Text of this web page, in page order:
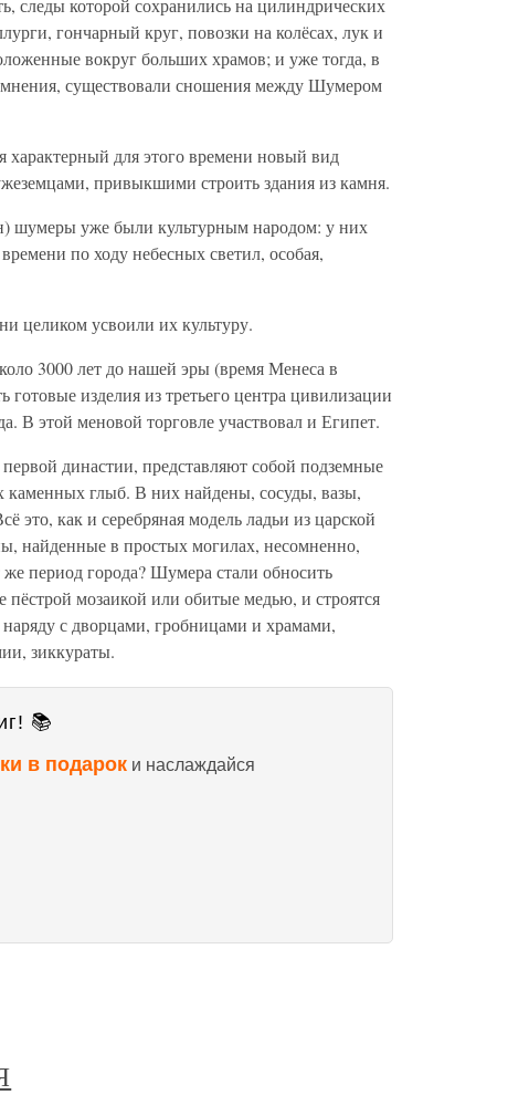
следы которой сохранились на цилиндрических
гончарный круг, повозки на колёсах, лук и
вокруг больших храмов; и уже тогда, в
существовали сношения между Шумером
для этого времени новый вид
привыкшими строить здания из камня.
шумеры уже были культурным народом: у них
по ходу небесных светил, особая,
целиком усвоили их культуру.
3000 лет до нашей эры (время Менеса в
изделия из третьего центра цивилизации
этой меновой торговле участвовал и Египет.
династии, представляют собой подземные
глыб. В них найдены, сосуды, вазы,
это, как и серебряная модель ладьи из царской
найденные в простых могилах, несомненно,
период города? Шумера стали обносить
мозаикой или обитые медью, и строятся
с дворцами, гробницами и храмами,
зиккураты.
📚
в подарок и наслаждайся